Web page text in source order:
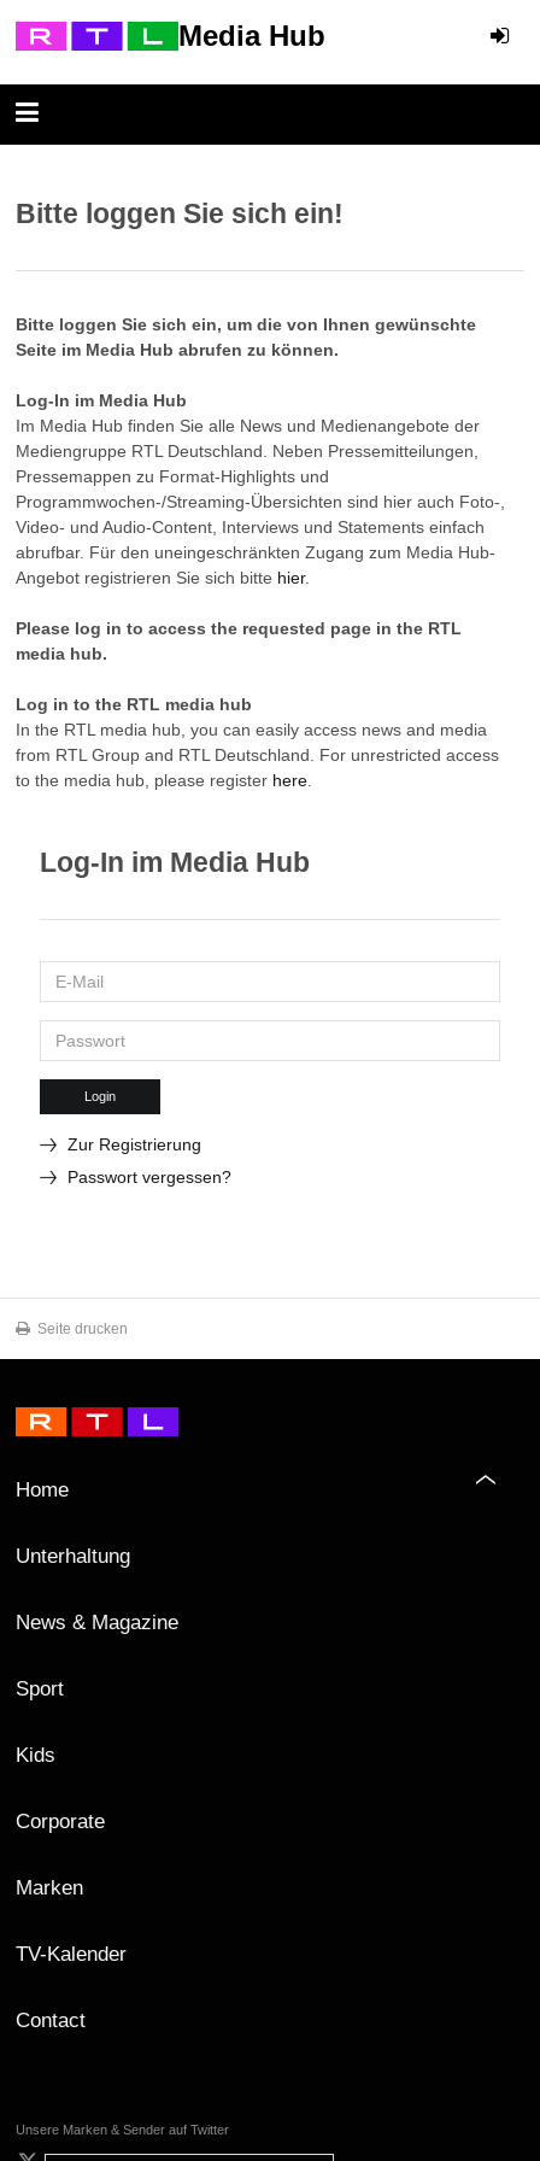
Media Hub
Bitte loggen Sie sich ein!
Bitte loggen Sie sich ein, um die von Ihnen gewünschte
Seite im Media Hub abrufen zu können.
Log-In im Media Hub
Im Media Hub finden Sie alle News und Medienangebote der
Mediengruppe RTL Deutschland. Neben Pressemitteilungen,
Pressemappen zu Format-Highlights und
Programmwochen-/Streaming-Übersichten sind hier auch Foto-,
Video- und Audio-Content, Interviews und Statements einfach
abrufbar. Für den uneingeschränkten Zugang zum Media Hub-
Angebot registrieren Sie sich bitte hier.
Please log in to access the requested page in the RTL
media hub.
Log in to the RTL media hub
In the RTL media hub, you can easily access news and media
from RTL Group and RTL Deutschland. For unrestricted access
to the media hub, please register here
Log-In im Media Hub
Login
Zur Registrierung
Passwort vergessen?
Seite drucken
Home
Unterhaltung
News & Magazine
Sport
Kids
Corporate
Marken
TV-Kalender
Contact
Unsere Marken & Sender auf Twitter